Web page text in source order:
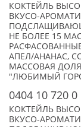
КОКТЕЙЛЬ
ВКУСО-
НЕ БОЛЕЕ 15
АПЕЛ/АНАНАС,
МАССОВАЯ
"ЛЮБИМЫЙ
0404 10 720 0
КОКТЕЙЛЬ
ВКУСО-